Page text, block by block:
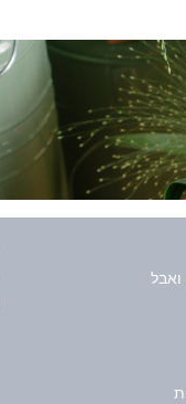
ואבל